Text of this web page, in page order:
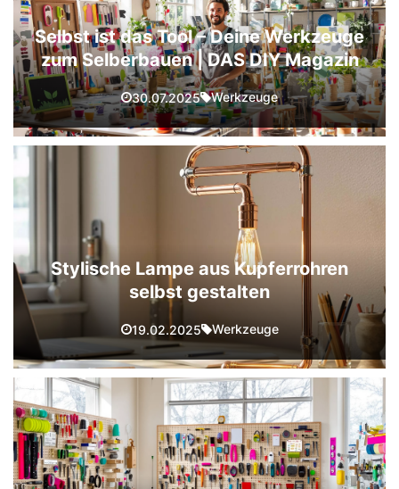
Selbst ist das Tool – Deine Werkzeuge
zum Selberbauen | DAS DIY Magazin
30.07.2025 Werkzeuge
Stylische Lampe aus Kupferrohren
selbst gestalten
19.02.2025 Werkzeuge